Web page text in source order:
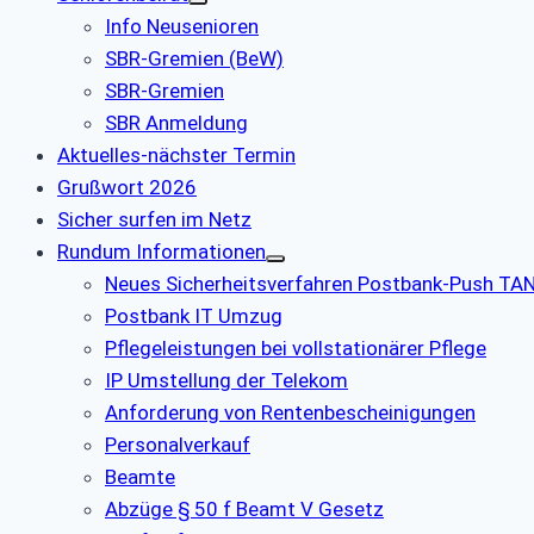
Info Neusenioren
SBR-Gremien (BeW)
SBR-Gremien
SBR Anmeldung
Aktuelles-nächster Termin
Grußwort 2026
Sicher surfen im Netz
Rundum Informationen
Neues Sicherheitsverfahren Postbank-Push
Postbank IT Umzug
Pflegeleistungen bei vollstationärer Pflege
IP Umstellung der Telekom
Anforderung von Rentenbescheinigungen
Personalverkauf
Beamte
Abzüge § 50 f Beamt V Gesetz